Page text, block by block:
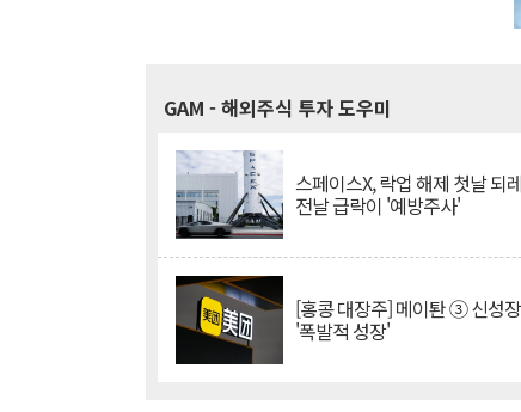
GAM - 해외주식 투자 도우미
스페이스X, 락업 해제 첫날 되
전날 급락이 '예방주사'
[홍콩 대장주] 메이퇀 ③ 신성
'폭발적 성장'